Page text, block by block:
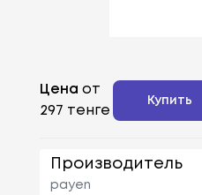
Цена от
297 тенге
Купить
Производитель
payen